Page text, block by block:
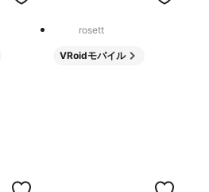
rosett
VRoidモバイル